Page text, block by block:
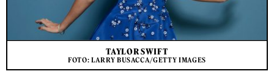
TAYLOR SWIFT
FOTO: LARRY BUSACCA/GETTY IMAGES